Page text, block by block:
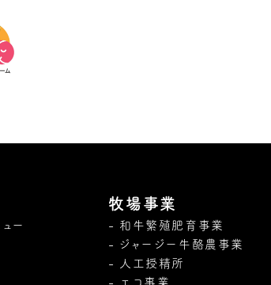
ー
牧場事業
和牛繁殖肥育事業
ジャージー牛酪農事業
人工授精所
エコ事業